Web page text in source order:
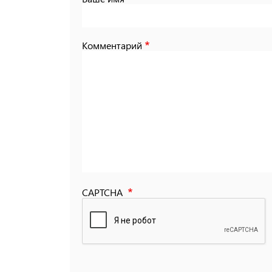
Комментарий
CAPTCHA